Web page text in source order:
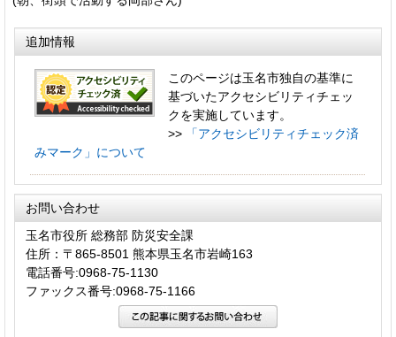
追加情報
このページは玉名市独自の基準に
基づいたアクセシビリティチェッ
クを実施しています。
>>
「アクセシビリティチェック済
みマーク」について
お問い合わせ
玉名市役所 総務部 防災安全課
住所：〒865-8501 熊本県玉名市岩崎163
電話番号:0968-75-1130
ファックス番号:0968-75-1166